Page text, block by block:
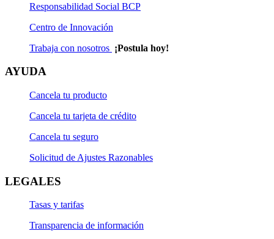
Responsabilidad Social BCP
Centro de Innovación
Trabaja con nosotros ¡Postula hoy!
AYUDA
Cancela tu producto
Cancela tu tarjeta de crédito
Cancela tu seguro
Solicitud de Ajustes Razonables
LEGALES
Tasas y tarifas
Transparencia de información